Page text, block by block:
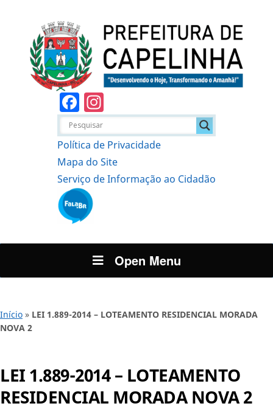
Facebook
Política de Privacidade
Mapa do Site
Serviço de Informação ao Cidadão
Open Menu
Início » LEI 1.889-2014 – LOTEAMENTO RESIDENCIAL MORADA
NOVA 2
LEI 1.889-2014 – LOTEAMENTO
RESIDENCIAL MORADA NOVA 2